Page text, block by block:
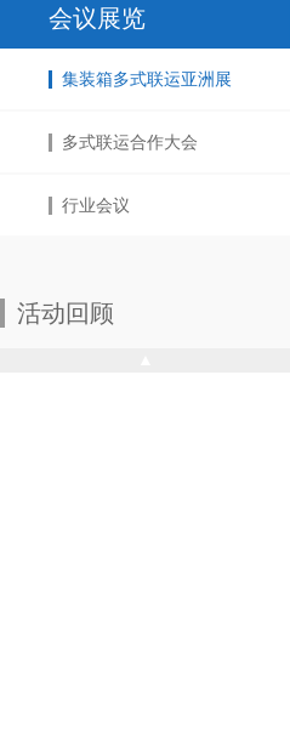
会议展览
集装箱多式联运亚洲展
多式联运合作大会
行业会议
活动回顾